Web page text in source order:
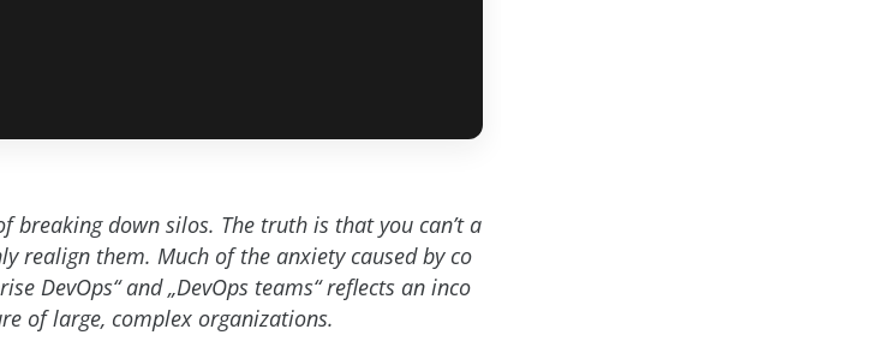
breaking down silos. The truth is that you can’t a
realign them. Much of the anxiety caused by co
DevOps“ and „DevOps teams“ reflects an inco
of large, complex organizations.